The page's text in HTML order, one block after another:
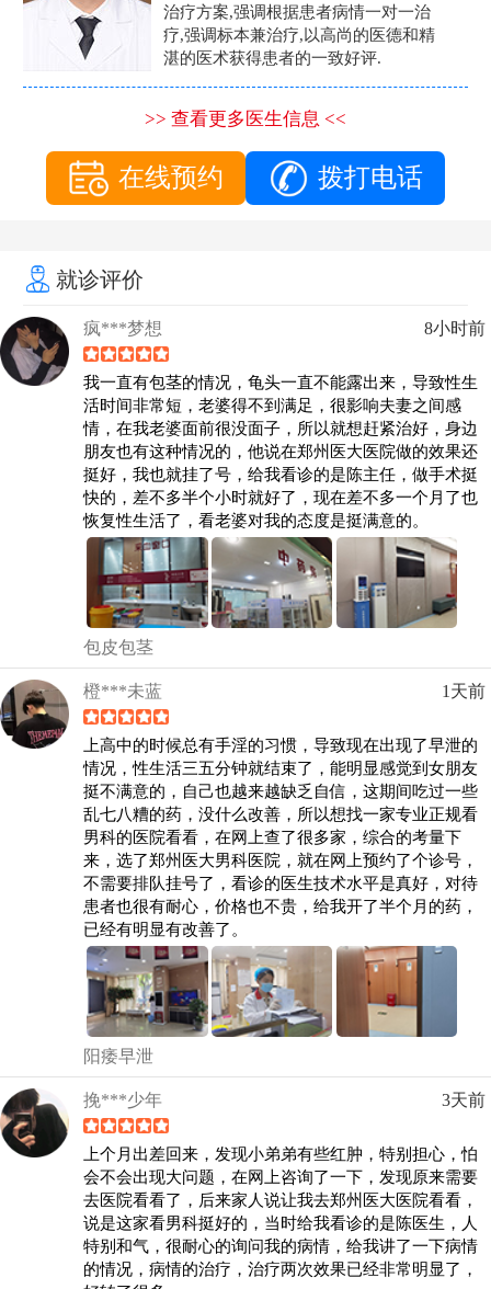
治疗方案,强调根据患者病情一对一治
疗,强调标本兼治疗,以高尚的医德和精
湛的医术获得患者的一致好评.
>> 查看更多医生信息 <<
在线预约 拨打电话
就诊评价
疯***梦想 8小时前
我一直有包茎的情况，龟头一直不能露出来，导致性生
活时间非常短，老婆得不到满足，很影响夫妻之间感
情，在我老婆面前很没面子，所以就想赶紧治好，身边
朋友也有这种情况的，他说在郑州医大医院做的效果还
挺好，我也就挂了号，给我看诊的是陈主任，做手术挺
快的，差不多半个小时就好了，现在差不多一个月了也
恢复性生活了，看老婆对我的态度是挺满意的。
包皮包茎
橙***未蓝 1天前
上高中的时候总有手淫的习惯，导致现在出现了早泄的
情况，性生活三五分钟就结束了，能明显感觉到女朋友
挺不满意的，自己也越来越缺乏自信，这期间吃过一些
乱七八糟的药，没什么改善，所以想找一家专业正规看
男科的医院看看，在网上查了很多家，综合的考量下
来，选了郑州医大男科医院，就在网上预约了个诊号，
不需要排队挂号了，看诊的医生技术水平是真好，对待
患者也很有耐心，价格也不贵，给我开了半个月的药，
已经有明显有改善了。
阳痿早泄
挽***少年 3天前
上个月出差回来，发现小弟弟有些红肿，特别担心，怕
会不会出现大问题，在网上咨询了一下，发现原来需要
去医院看看了，后来家人说让我去郑州医大医院看看，
说是这家看男科挺好的，当时给我看诊的是陈医生，人
特别和气，很耐心的询问我的病情，给我讲了一下病情
的情况，病情的治疗，治疗两次效果已经非常明显了，